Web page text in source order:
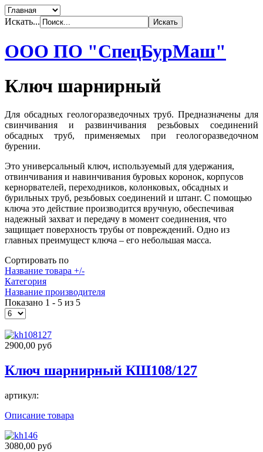
Искать...
ООО ПО "СпецБурМаш"
Ключ шарнирный
Для обсадных геологоразведочных труб. Предназначены для
свинчивания и развинчивания резьбовых соединений
обсадных труб, применяемых при геологоразведочном
бурении.
Это универсальный ключ, используемый для удержания,
отвинчивания и навинчивания буровых коронок, корпусов
кернорвателей, переходников, колонковых, обсадных и
бурильных труб, резьбовых соединений и штанг. С помощью
ключа это действие производится вручную, обеспечивая
надежный захват и передачу в момент соединения, что
защищает поверхность трубы от повреждений. Одно из
главных преимущест ключа – его небольшая масса.
Сортировать по
Название товара +/-
Категория
Название производителя
Показано 1 - 5 из 5
2900,00 руб
Ключ шарнирный КШ108/127
артикул:
Описание товара
3080,00 руб